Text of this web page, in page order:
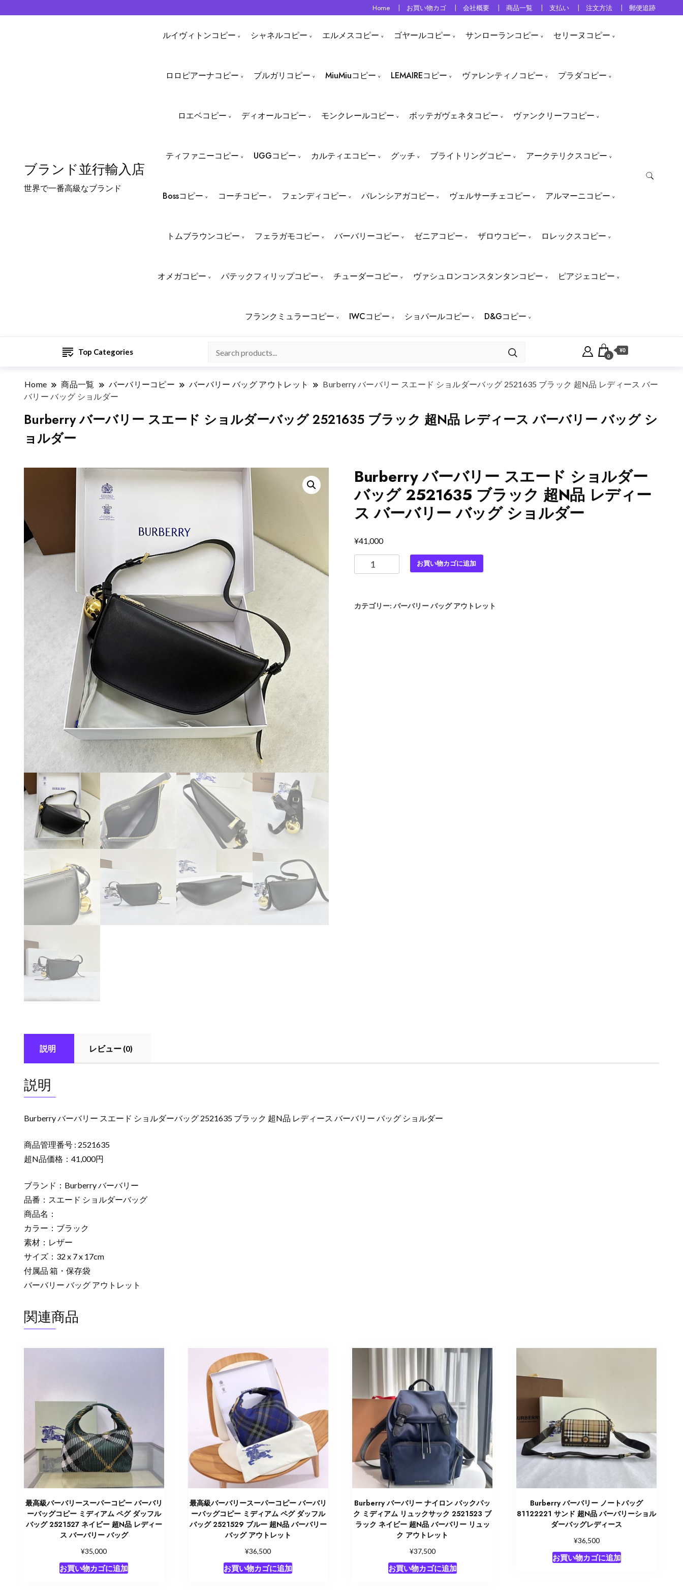
Home お買い物カゴ 会社概要 商品一覧 支払い 注文方法 郵便追跡
ブランド並行輸入店
世界で一番高級なブランド
ルイヴィトンコピー シャネルコピー エルメスコピー ゴヤールコピー サンローランコピー セリーヌコピー
ロロピアーナコピー ブルガリコピー MiuMiuコピー LEMAIREコピー ヴァレンティノコピー プラダコピー
ロエベコピー ディオールコピー モンクレールコピー ボッテガヴェネタコピー ヴァンクリーフコピー
ティファニーコピー UGGコピー カルティエコピー グッチ ブライトリングコピー アークテリクスコピー
Bossコピー コーチコピー フェンディコピー バレンシアガコピー ヴェルサーチェコピー アルマーニコピー
トムブラウンコピー フェラガモコピー バーバリーコピー ゼニアコピー ザロウコピー ロレックスコピー
オメガコピー パテックフィリップコピー チューダーコピー ヴァシュロンコンスタンタンコピー ピアジェコピー
フランクミュラーコピー IWCコピー ショパールコピー D&Gコピー
Top Categories 0
¥0
Home 商品一覧 バーバリーコピー バーバリー バッグ アウトレット
Burberry バーバリー スエード ショルダーバッグ 2521635 ブラック 超N品 レディース バー
バリー バッグ ショルダー
Burberry バーバリー スエード ショルダーバッグ 2521635 ブラック 超N品 レディース バーバリー バッグ シ
ョルダー
Burberry バーバリー スエード ショルダー
バッグ 2521635 ブラック 超N品 レディー
ス バーバリー バッグ ショルダー
¥41,000
Burberry
バ
リ
お買い物カゴに追加
カテゴリー: バーバリー バッグ アウトレット
説明 レビュー (0)
説明
Burberry バーバリー スエード ショルダーバッグ 2521635 ブラック 超N品 レディース バーバリー バッグ ショルダー
商品管理番号 : 2521635
超N品価格：41,000円
ブランド：Burberry バーバリー
品番：スエード ショルダーバッグ
商品名：
カラー：ブラック
素材：レザー
サイズ：32 x 7 x 17cm
付属品 箱・保存袋
バーバリー バッグ アウトレット
関連商品
最高級バーバリースーパーコピー バーバリ
ーバッグコピー ミディアム ペグ ダッフル
バッグ 2521527 ネイビー 超N品 レディー
ス バーバリー バッグ
¥35,000
お買い物カゴに追加
最高級バーバリースーパーコピー バーバリ
ーバッグコピー ミディアム ペグ ダッフル
バッグ 2521529 ブルー 超N品 バーバリー
バッグ アウトレット
¥36,500
お買い物カゴに追加
Burberry バーバリー ナイロン バックパッ
ク ミディアム リュックサック 2521523 ブ
ラック ネイビー 超N品 バーバリー リュッ
ク アウトレット
¥37,500
お買い物カゴに追加
Burberry バーバリー ノートバッグ
81122221 サンド 超N品 バーバリーショル
ダーバッグレディース
¥36,500
お買い物カゴに追加